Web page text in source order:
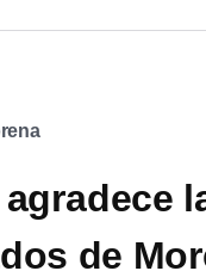
de